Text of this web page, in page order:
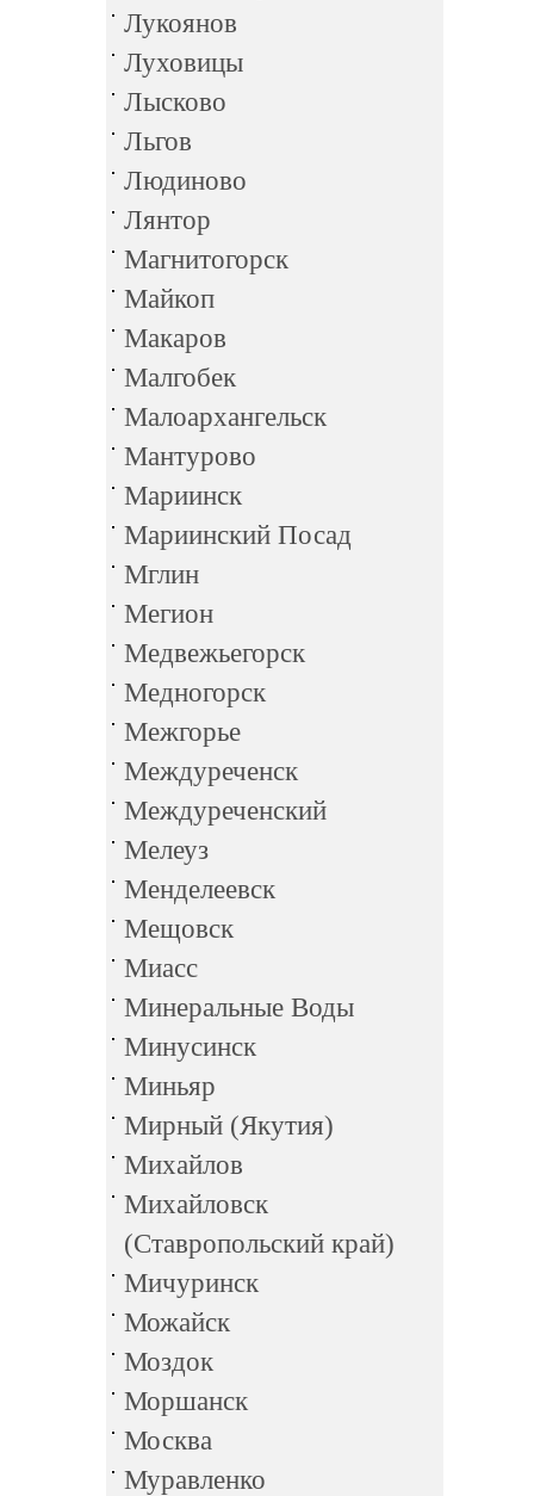
Лукоянов
Луховицы
Лысково
Льгов
Людиново
Лянтор
Магнитогорск
Майкоп
Макаров
Малгобек
Малоархангельск
Мантурово
Мариинск
Мариинский Посад
Мглин
Мегион
Медвежьегорск
Медногорск
Межгорье
Междуреченск
Междуреченский
Мелеуз
Менделеевск
Мещовск
Миасс
Минеральные Воды
Минусинск
Миньяр
Мирный (Якутия)
Михайлов
Михайловск
(Ставропольский край)
Мичуринск
Можайск
Моздок
Моршанск
Москва
Муравленко